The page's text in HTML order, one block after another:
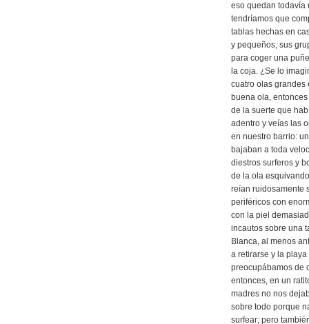
eso quedan todavía
tendríamos que
tablas hechas en
y pequeños, sus
para coger una
la coja. ¿Se lo
cuatro olas grandes
buena ola,
de la suerte que
adentro y veías las
en nuestro barrio:
bajaban a toda
diestros surferos y
de la ola
reían ruidosamente
periféricos con
con la piel
incautos sobre una
Blanca, al menos
a retirarse y la
preocupábamos de
entonces, en un
madres no nos
sobre todo porque
surfear; pero